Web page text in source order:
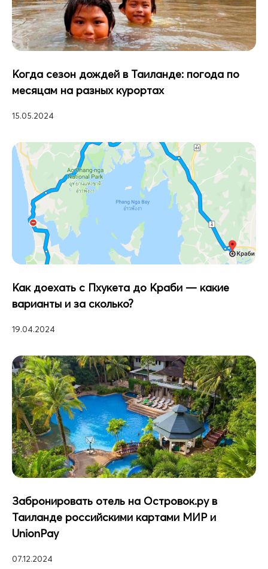
Когда сезон дождей в Таиланде: погода по
месяцам на разных курортах
15.05.2024
Как доехать с Пхукета до Краби — какие
варианты и за сколько?
19.04.2024
Забронировать отель на Островок.ру в
Таиланде российскими картами МИР и
UnionPay
07.12.2024